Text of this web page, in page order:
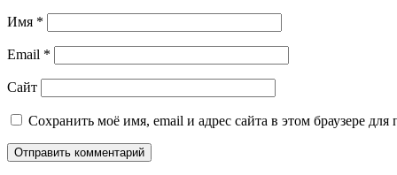
Имя *
Email *
Сайт
Сохранить моё имя, email и адрес сайта в этом браузере